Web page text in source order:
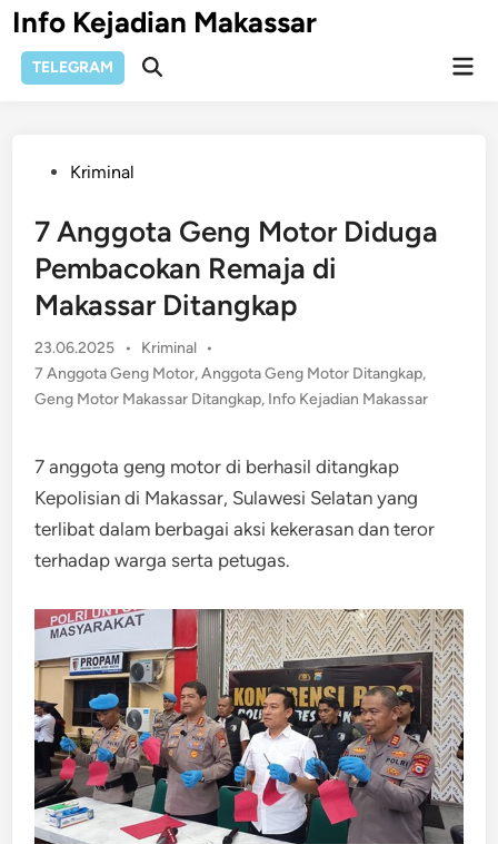
Skip
to
content
Info Kejadian Makassar
TELEGRAM
Open
PostedKriminal
7 Anggota Geng Motor Diduga
Pembacokan Remaja di
Makassar Ditangkap
23.06.2025 •
Posted
in
Kriminal •
7 Anggota Geng Motor,Anggota Geng Motor Ditangkap,
Geng Motor Makassar Ditangkap, Info Kejadian Makassar
7 anggota geng motor di berhasil ditangkap
Kepolisian di Makassar, Sulawesi Selatan yang
terlibat dalam berbagai aksi kekerasan dan teror
terhadap warga serta petugas.